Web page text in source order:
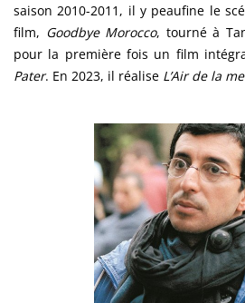
saison 2010-2011, il y peaufine le
film, Goodbye Morocco, tourné à
pour la première fois un film
Pater. En 2023, il réalise L’Air de la